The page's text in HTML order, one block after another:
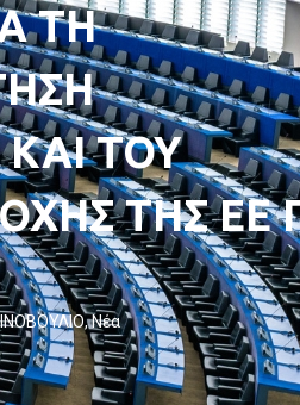
ΤΗ
ΤΟΥ
ΤΗΣ ΕΕ
,Νέα